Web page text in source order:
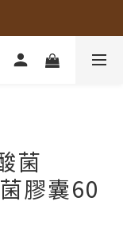
菌
膠囊60